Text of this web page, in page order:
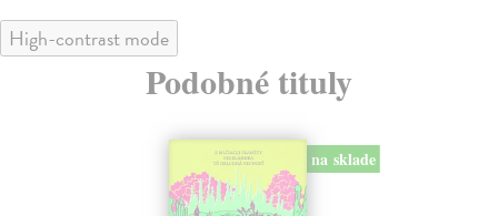
High-contrast mode
Podobné tituly
na sklade